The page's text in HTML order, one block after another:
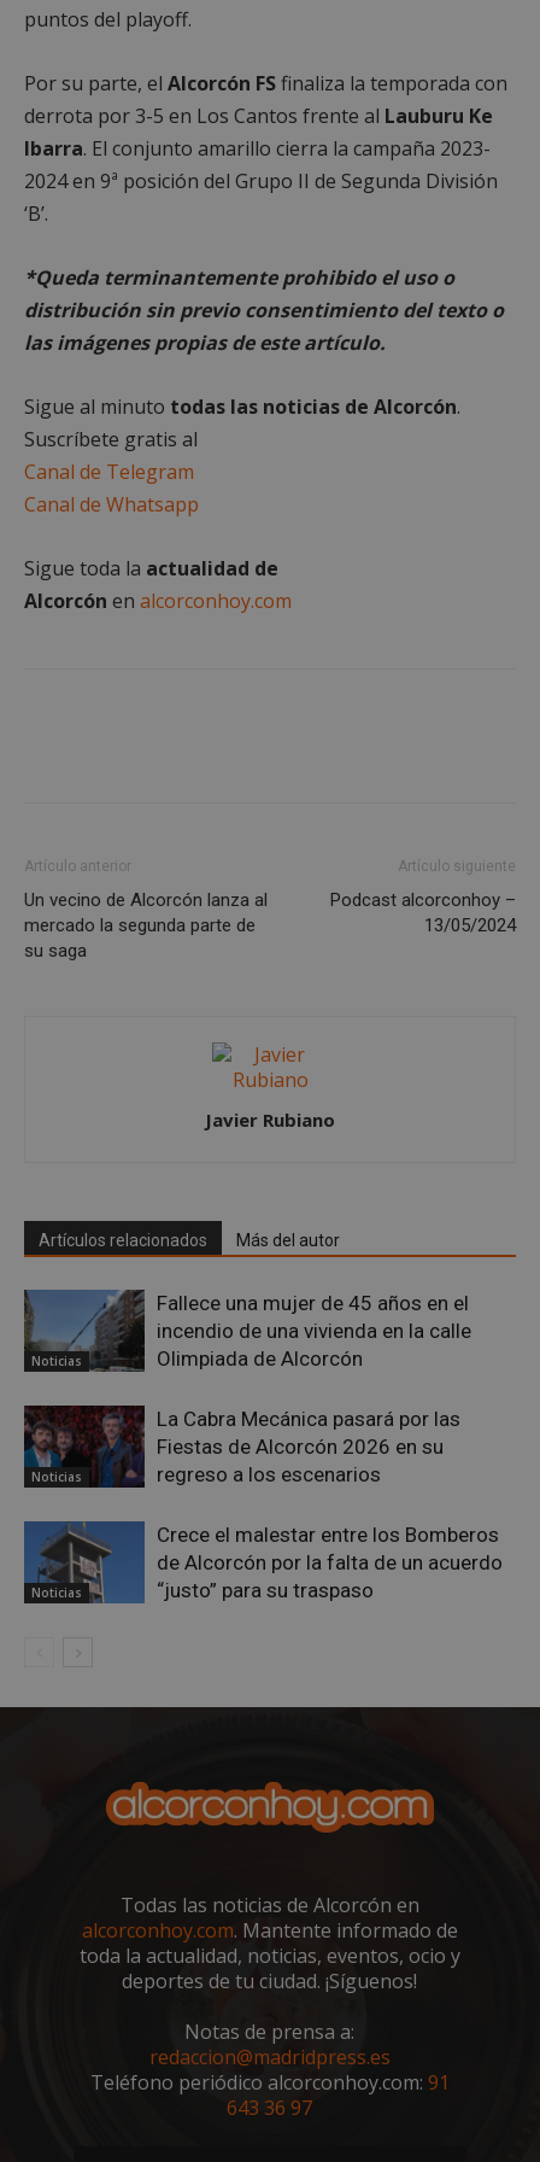
puntos del playoff.
Por su parte, el Alcorcón FSfinaliza la temporada con
derrota por 3-5 en Los Cantos frente al Lauburu Ke
Ibarra. El conjunto amarillo cierra la campaña 2023-
2024 en 9ª posición del Grupo II de Segunda División
‘B’.
*Queda terminantemente prohibido el uso o
distribución sin previo consentimiento del texto o
las imágenes propias de este artículo.
Sigue al minuto todas las noticias de Alcorcón.
Suscríbete gratis al
Canal de Telegram
Canal de Whatsapp
Sigue toda la actualidad de
Alcorcón en alcorconhoy.com
Artículo anterior
Un vecino de Alcorcón lanza al
mercado la segunda parte de
su saga
Artículo siguiente
Podcast alcorconhoy –
13/05/2024
Javier Rubiano
Artículos relacionados Más del autor
Noticias
Fallece una mujer de 45 años en el
incendio de una vivienda en la calle
Olimpiada de Alcorcón
Noticias
La Cabra Mecánica pasará por las
Fiestas de Alcorcón 2026 en su
regreso a los escenarios
Noticias
Crece el malestar entre los Bomberos
de Alcorcón por la falta de un acuerdo
“justo” para su traspaso
Todas las noticias de Alcorcón en
alcorconhoy.com. Mantente informado de
toda la actualidad, noticias, eventos, ocio y
deportes de tu ciudad. ¡Síguenos!
Notas de prensa a:
redaccion@madridpress.es
Teléfono periódico alcorconhoy.com: 91
643 36 97
Cookies de preferencias
Cookies de funcionalidad
Las cookies estrictamente necesarias permiten la
funcionalidad principal del sitio web, como el
inicio de sesión de usuario y la gestión de cuentas.
El sitio web no se puede utilizar correctamente sin
las cookies estrictamente necesarias.
PHPSESSID
sp_landing
Spotify Inc.
Google
Privacy Policy